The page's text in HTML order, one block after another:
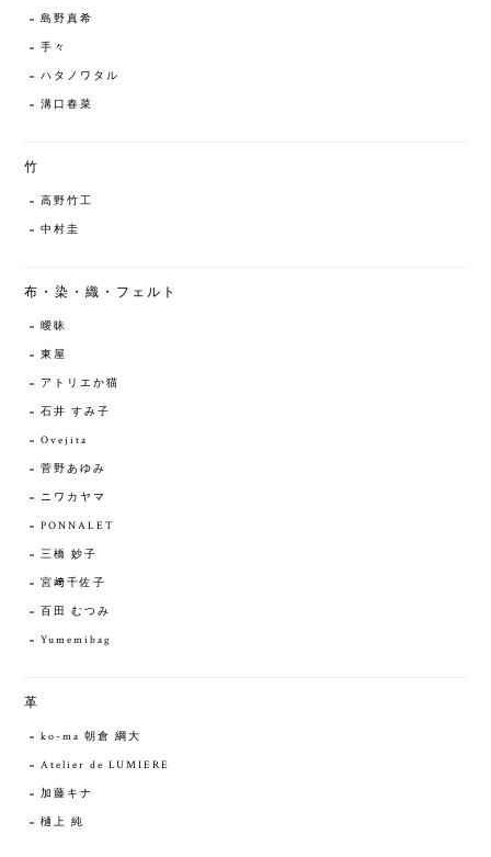
島野真希
手々
ハタノワタル
溝口春菜
竹
高野竹工
中村圭
布・染・織・フェルト
曖昧
東屋
アトリエか猫
石井 すみ子
Ovejita
菅野あゆみ
ニワカヤマ
PONNALET
三橋 妙子
宮﨑千佐子
百田 むつみ
Yumemibag
革
ko-ma 朝倉 綱大
Atelier de LUMIERE
加藤キナ
樋上 純